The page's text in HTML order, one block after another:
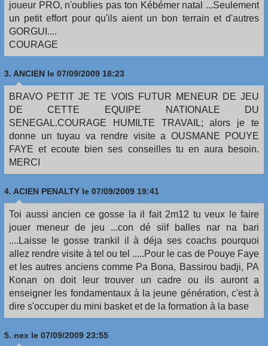
joueur PRO, n'oublies pas ton Kébémer natal ...Seulement
un petit effort pour qu'ils aient un bon terrain et d'autres
GORGUI....
COURAGE
3. ANCIEN le 07/09/2009 18:23
BRAVO PETIT JE TE VOIS FUTUR MENEUR DE JEU
DE CETTE EQUIPE NATIONALE DU
SENEGAL.COURAGE HUMILTE TRAVAIL; alors je te
donne un tuyau va rendre visite a OUSMANE POUYE
FAYE et ecoute bien ses conseilles tu en aura besoin.
MERCI
4. ACIEN PENALTY le 07/09/2009 19:41
Toi aussi ancien ce gosse la il fait 2m12 tu veux le faire
jouer meneur de jeu ...con dé siif balles nar na bari
....Laisse le gosse trankil il à déja ses coachs pourquoi
allez rendre visite à tel ou tel .....Pour le cas de Pouye Faye
et les autres anciens comme Pa Bona, Bassirou badji, PA
Konan on doit leur trouver un cadre ou ils auront a
enseigner les fondamentaux à la jeune génération, c'est à
dire s'occuper du mini basket et de la formation à la base
5. nex le 07/09/2009 23:55